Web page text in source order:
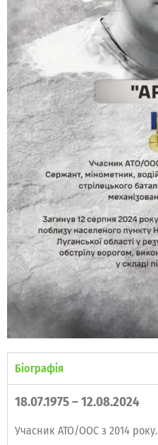
Біографія
18.07.1975 – 12.08.2024
Учасник АТО/ООС з 2014 року.